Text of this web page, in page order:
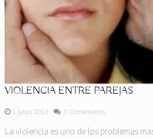
VIOLENCIA ENTRE PAREJAS
1 junio, 2013 0 Comentarios
La violencia es uno de los problemas